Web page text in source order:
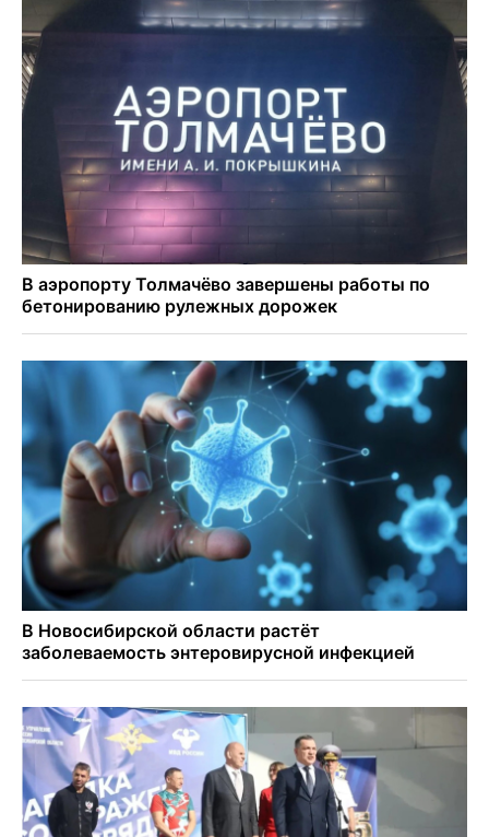
Всем миром: жители новосибирской деревни помогли
найти пропавшего мальчика
Новосибирцам объяснили новые правила сверхурочной